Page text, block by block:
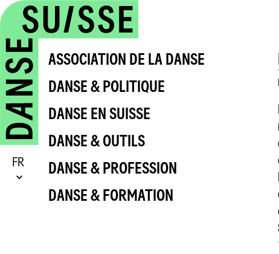
FR
ASSOCIATION DE LA DANSE
DANSE & POLITIQUE
DANSE EN SUISSE
DANSE & OUTILS
DANSE & PROFESSION
DANSE & FORMATION